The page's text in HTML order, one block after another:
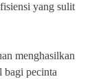
yang sulit
menghasilkan
bagi pecinta